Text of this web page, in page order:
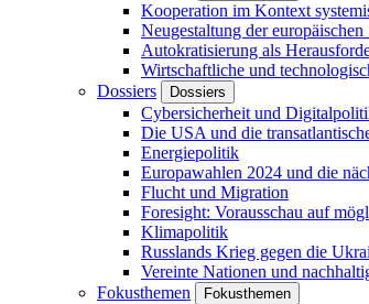
Kooperation im Kontext
Neugestaltung der
Autokratisierung als
Wirtschaftliche und
Dossiers
Dossiers
Cybersicherheit und
Die USA und die
Energiepolitik
Europawahlen 2024 und die
Flucht und Migration
Foresight: Vorausschau auf
Klimapolitik
Russlands Krieg gegen die
Vereinte Nationen und
Fokusthemen
Fokusthemen